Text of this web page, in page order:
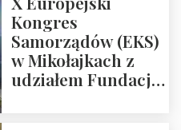
Kongres
Samorządów (EKS)
w Mikołajkach z
udziałem Fundacji